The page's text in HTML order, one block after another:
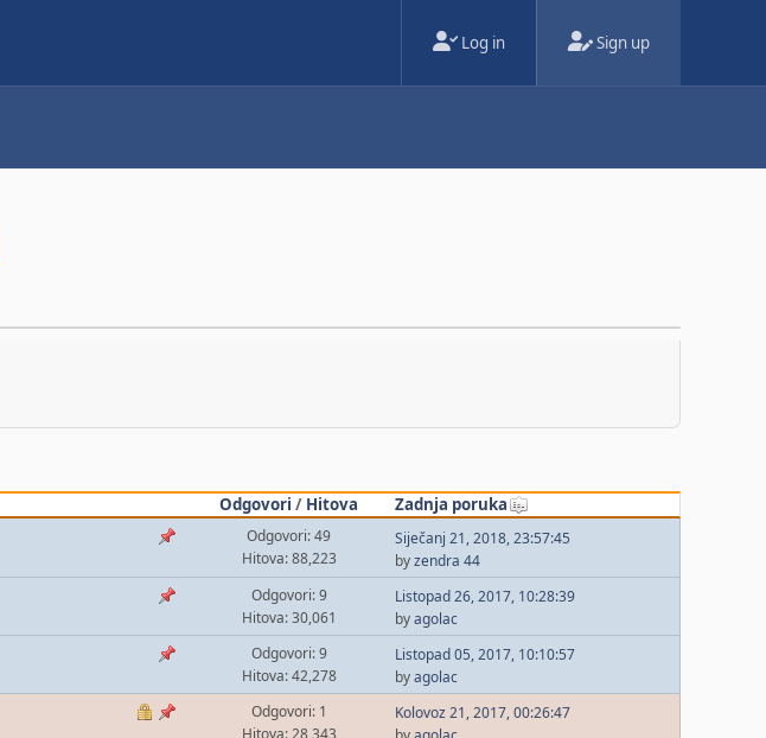
Log in Sign up
Odgovori / Hitova
Zadnja poruka
Odgovori: 49
Hitova: 88,223
Siječanj 21, 2018, 23:57:45
byzendra 44
Odgovori: 9
Hitova: 30,061
Listopad 26, 2017, 10:28:39
byagolac
Odgovori: 9
Hitova: 42,278
Listopad 05, 2017, 10:10:57
byagolac
Odgovori: 1
Hitova: 28,343
Kolovoz 21, 2017, 00:26:47